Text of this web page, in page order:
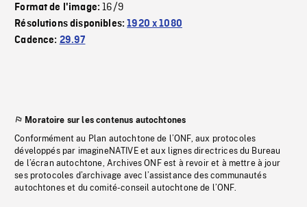
Format de l'image:16/9
Résolutions disponibles:1920 x 1080
Cadence: 29.97
Moratoire sur les contenus autochtones
Conformément au Plan autochtone de l’ONF, aux protocoles
développés par imagineNATIVE et aux lignes directrices du Bureau
de l’écran autochtone, Archives ONF est à revoir et à mettre à jour
ses protocoles d’archivage avec l’assistance des communautés
autochtones et du comité-conseil autochtone de l’ONF.